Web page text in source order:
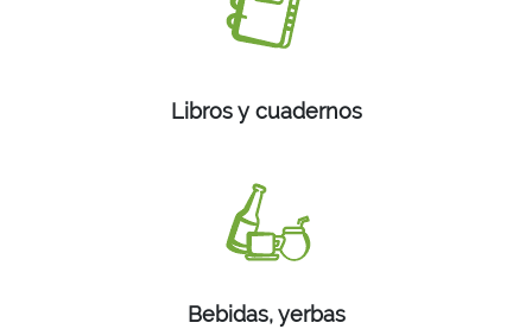
Libros y cuadernos
Bebidas, yerbas